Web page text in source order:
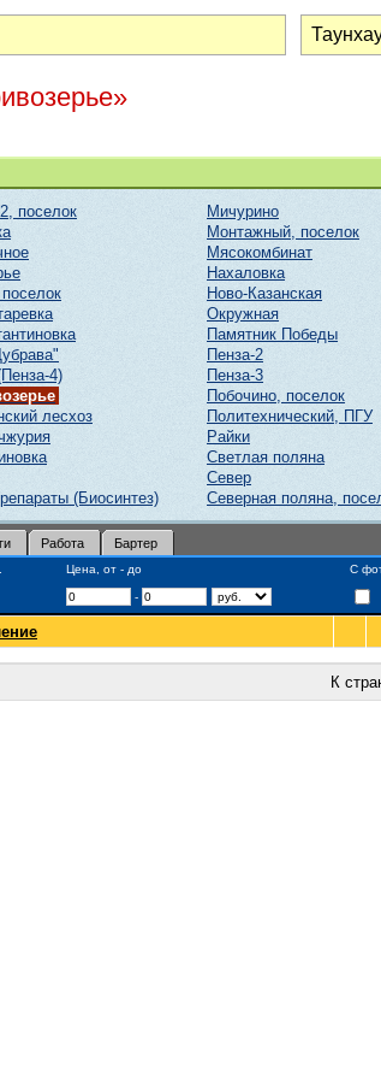
поселок
4)
лесхоз
(Биосинтез)
Мичурино
Монтажный, поселок
Мясокомбинат
Нахаловка
Ново-Казанская
Окружная
Памятник Победы
Пенза-2
Пенза-3
Побочино, поселок
Политехнический, ПГУ
Райки
Светлая поляна
Север
Северная поляна,
Работа Бартер
Цена, от - до С
-
К